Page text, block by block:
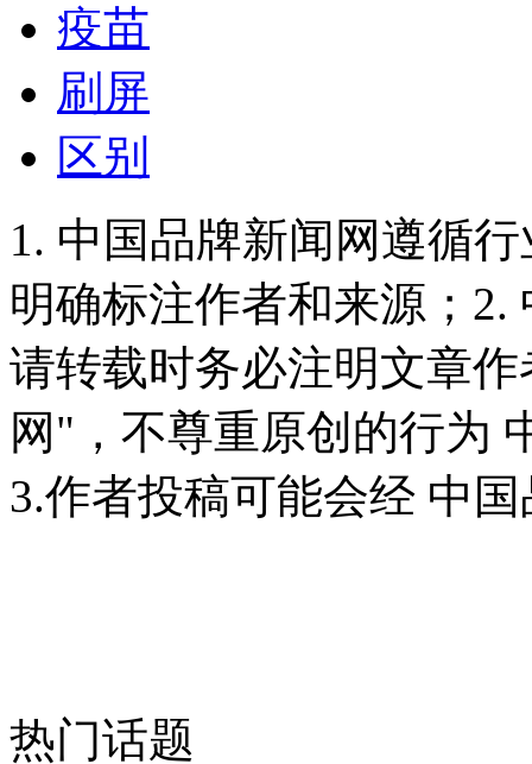
疫苗
刷屏
区别
1. 中国品牌新闻网遵循
明确标注作者和来源；
请转载时务必注明文章
网"，不尊重原创的行为
3.作者投稿可能会经 中
热门话题